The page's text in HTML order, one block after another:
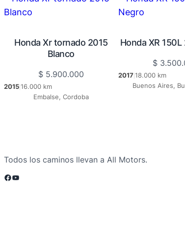
Honda Xr tornado 2015
Blanco
$5.900.000
201516.000 km
Embalse, Cordoba
Honda XR
$
2017| 18.000 km
Buenos Aires,
Todos los caminos llevan a All Motors.
Facebook YouTube